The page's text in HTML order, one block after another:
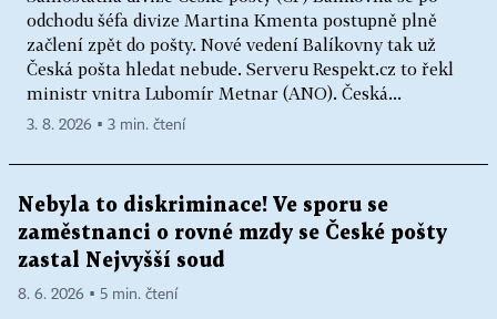
odchodu šéfa divize Martina Kmenta postupně plně
začlení zpět do pošty. Nové vedení Balíkovny tak už
Česká pošta hledat nebude. Serveru Respekt.cz to řekl
ministr vnitra Lubomír Metnar (ANO). Česká...
3. 8. 2026 ▪ 3 min. čtení
Nebyla to diskriminace! Ve sporu se
zaměstnanci o rovné mzdy se České pošty
zastal Nejvyšší soud
8. 6. 2026 ▪ 5 min. čtení